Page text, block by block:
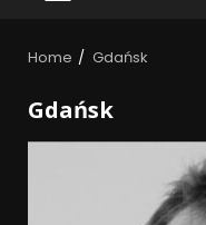
Home Gdańsk
Gdańsk